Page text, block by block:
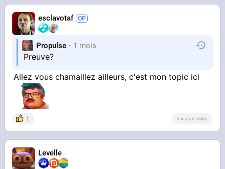
esclavotaf
Propulse 1 mois
Preuve?
Allez vous chamaillez ailleurs, c'est mon topic ici
1 il y a un mois
Levelle